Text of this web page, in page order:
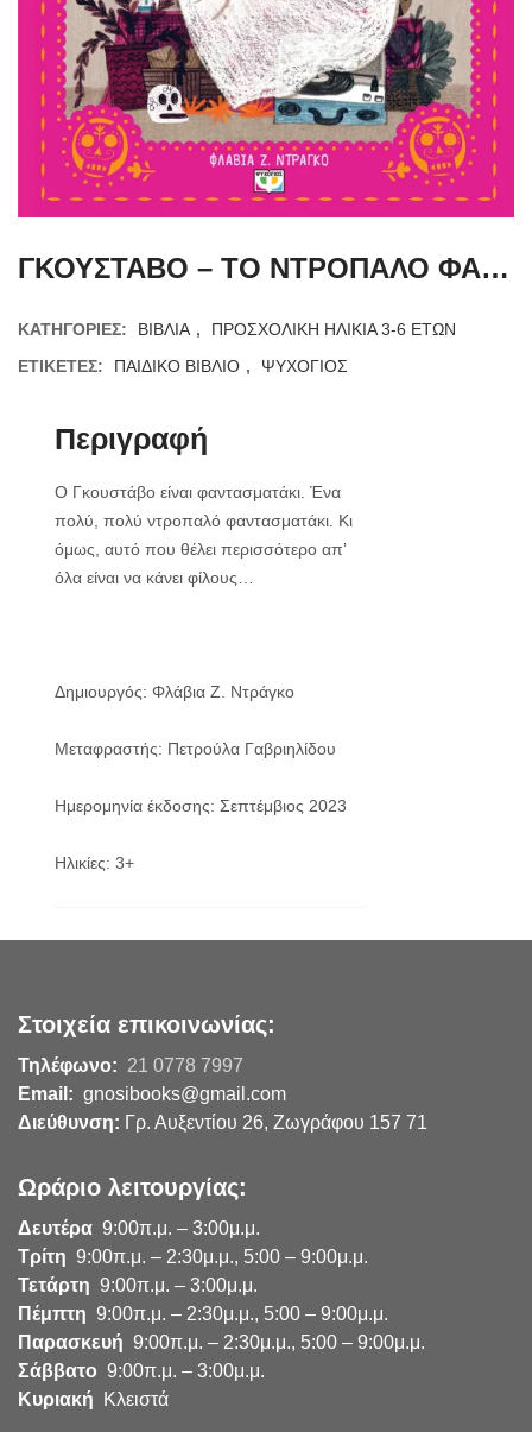
ΓΚΟΥΣΤΑΒΟ – ΤΟ ΝΤΡΟΠΑΛΟ ΦΑΝΤΑΣΜΑΤΑΚΙ
ΚΑΤΗΓΟΡΊΕΣ: ΒΙΒΛΙΑ ,
ΠΡΟΣΧΟΛΙΚΗ ΗΛΙΚΙΑ 3-6 ΕΤΩΝ
ΕΤΙΚΈΤΕΣ:
ΠΑΙΔΙΚΟ ΒΙΒΛΙΟ , ΨΥΧΟΓΙΟΣ
Περιγραφή
Ο Γκουστάβο είναι φαντασματάκι. Ένα
πολύ, πολύ ντροπαλό φαντασματάκι. Κι
όμως, αυτό που θέλει περισσότερο απ’
όλα είναι να κάνει φίλους…
Δημιουργός: Φλάβια Ζ. Ντράγκο
Μεταφραστής: Πετρούλα Γαβριηλίδου
Ημερομηνία έκδοσης: Σεπτέμβιος 2023
Ηλικίες: 3+
Στοιχεία επικοινωνίας:
Τηλέφωνο: 21 0778 7997
Email: gnosibooks@gmail.com
Διεύθυνση: Γρ. Αυξεντίου 26, Ζωγράφου 157 71
Ωράριο λειτουργίας:
Δευτέρα 9:00π.μ. – 3:00μ.μ.
Τρίτη 9:00π.μ. – 2:30μ.μ., 5:00 – 9:00μ.μ.
Τετάρτη 9:00π.μ. – 3:00μ.μ.
Πέμπτη 9:00π.μ. – 2:30μ.μ., 5:00 – 9:00μ.μ.
Παρασκευή 9:00π.μ. – 2:30μ.μ., 5:00 – 9:00μ.μ.
Σάββατο 9:00π.μ. – 3:00μ.μ.
Κυριακή Κλειστά